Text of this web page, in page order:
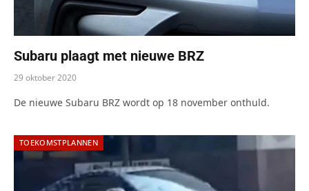
Subaru plaagt met nieuwe BRZ
29 oktober 2020
De nieuwe Subaru BRZ wordt op 18 november onthuld.
TOEKOMSTPLANNEN